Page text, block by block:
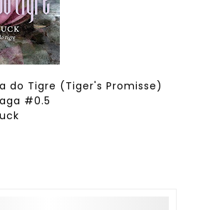
do Tigre (Tiger's Promisse)
#0.5